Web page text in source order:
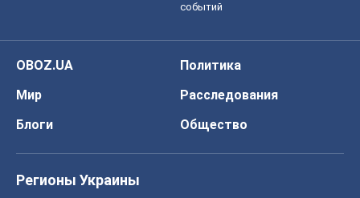
событий
OBOZ.UA
Политика
Мир
Расследования
Блоги
Общество
Регионы Украины